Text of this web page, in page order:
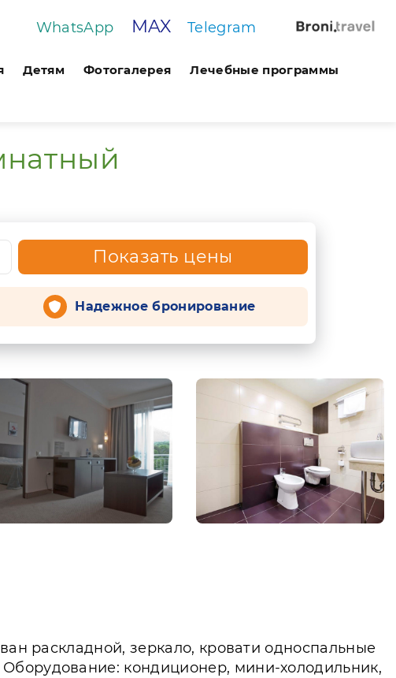
WhatsApp MAX Telegram
Детям Фотогалерея Лечебные программы
Показать цены
Надежное бронирование
раскладной, зеркало, кровати односпальные
кондиционер, мини-холодильник,